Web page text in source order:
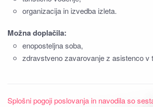
organizacija in izvedba izleta.
Možna doplačila:
enoposteljna soba,
zdravstveno zavarovanje z asistenco v
Splošni pogoji poslovanja in navodila so